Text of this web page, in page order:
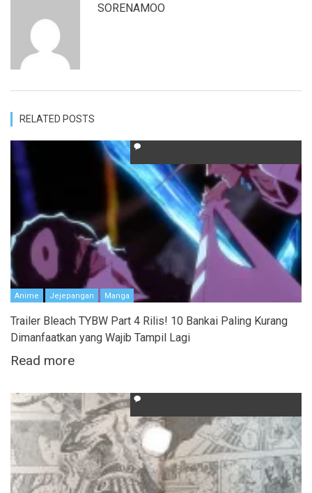
SORENAMOO
RELATED POSTS
Anime Jejepangan Manga
Trailer Bleach TYBW Part 4 Rilis! 10 Bankai Paling Kurang
Dimanfaatkan yang Wajib Tampil Lagi
Read more